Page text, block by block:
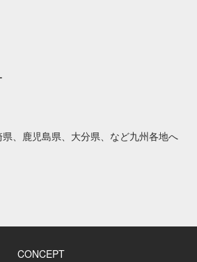
、鹿児島県、大分県、など九州各地へ
CONCEPT